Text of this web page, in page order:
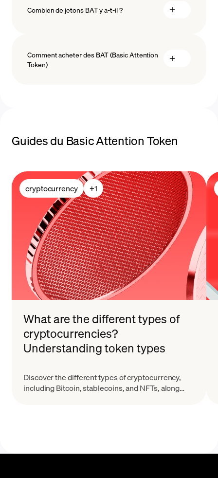
Combien de jetons BAT y a-t-il ?
Comment acheter des BAT (Basic Attention
Token)
méthodes de paiement
Guides du Basic Attention Token
cryptocurrency +1
What are the different types of
cryptocurrencies?
Understanding token types
Discover the different types of cryptocurrency,
including Bitcoin, stablecoins, and NFTs, along